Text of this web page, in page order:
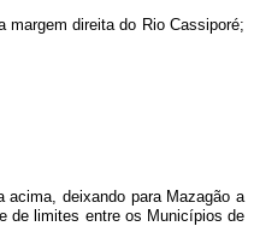
direita do Rio Cassiporé;
acima, deixando para Mazagão a
de limites entre os Municípios de